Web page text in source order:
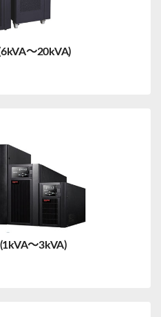
～20kVA)
～3kVA)